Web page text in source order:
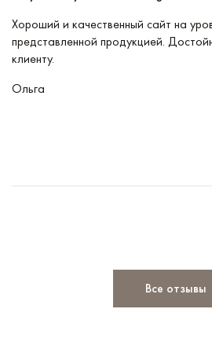
Хороший и качественный сайт на
представленной продукцией.
клиенту.
Ольга
Все отзывы